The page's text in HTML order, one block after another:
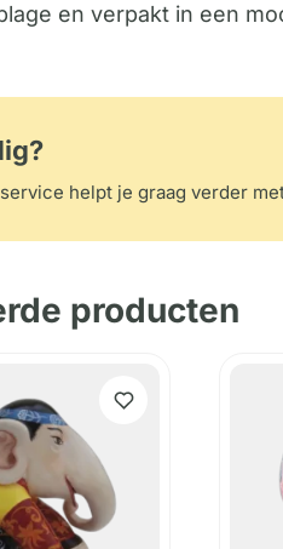
en verpakt in een
helpt je graag verder
producten